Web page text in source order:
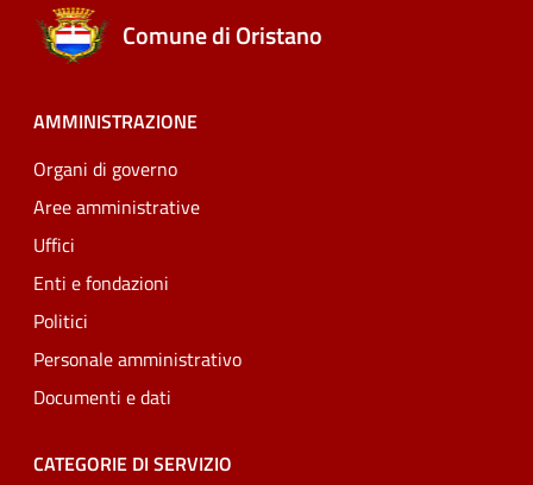
Comune di Oristano
AMMINISTRAZIONE
Organi di governo
Aree amministrative
Uffici
Enti e fondazioni
Politici
Personale amministrativo
Documenti e dati
CATEGORIE DI SERVIZIO